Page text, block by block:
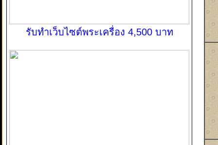
รับทำเว็บไซต์พระเครื่อง 4,500 บาท